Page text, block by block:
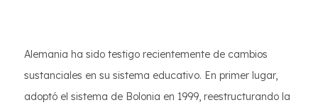
Alemania ha sido testigo recientemente de cambios
sustanciales en su sistema educativo. En primer lugar,
adoptó el sistema de Bolonia en 1999, reestructurando la